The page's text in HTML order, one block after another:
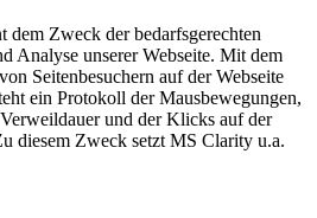
dem Zweck der bedarfsgerechten
Analyse unserer Webseite. Mit dem
Seitenbesuchern auf der Webseite
ein Protokoll der Mausbewegungen,
und der Klicks auf der
diesem Zweck setzt MS Clarity u.a.